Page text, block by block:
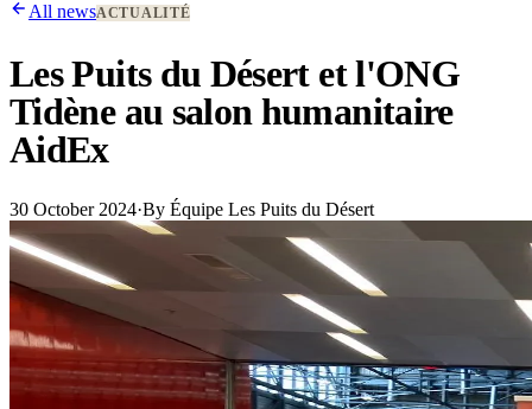
All newsACTUALITÉ
Les Puits du Désert et l'ONG
Tidène au salon humanitaire
AidEx
30 October 2024·By Équipe Les Puits du Désert